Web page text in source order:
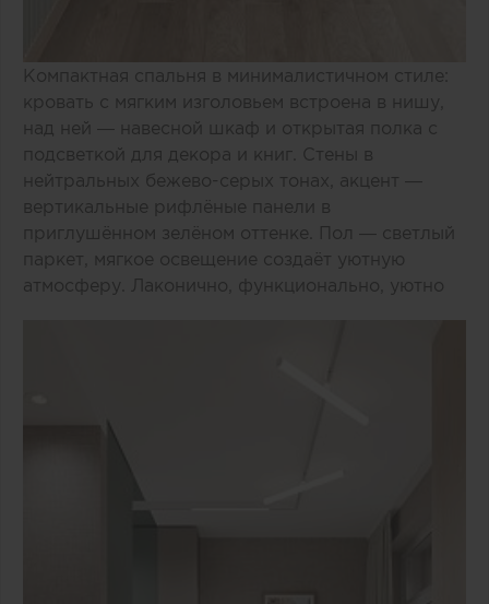
Компактная спальня в минималистичном стиле:
кровать с мягким изголовьем встроена в нишу,
над ней — навесной шкаф и открытая полка с
подсветкой для декора и книг. Стены в
нейтральных бежево-серых тонах, акцент —
вертикальные рифлёные панели в
приглушённом зелёном оттенке. Пол — светлый
паркет, мягкое освещение создаёт уютную
атмосферу. Лаконично, функционально, уютно